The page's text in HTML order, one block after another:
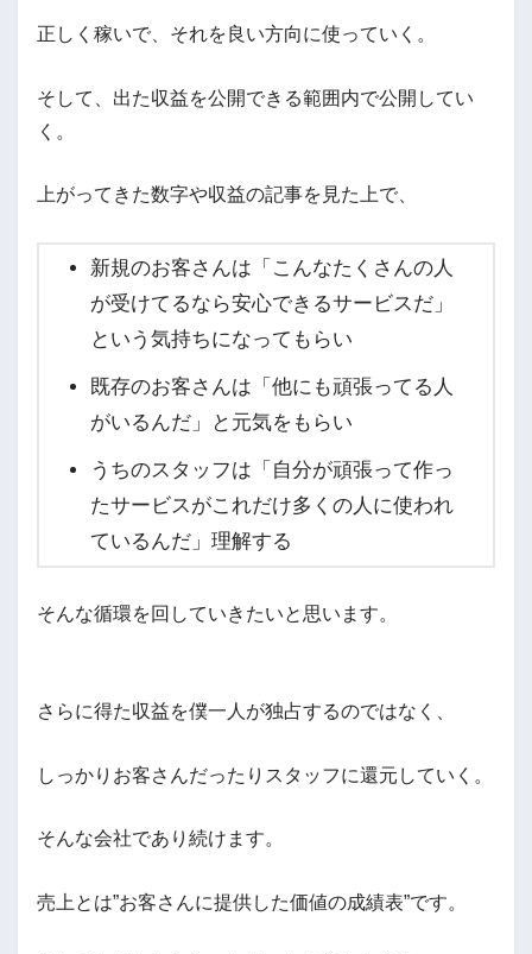
正しく稼いで、それを良い方向に使っていく。
そして、出た収益を公開できる範囲内で公開してい
く。
上がってきた数字や収益の記事を見た上で、
新規のお客さんは「こんなたくさんの人
が受けてるなら安心できるサービスだ」
という気持ちになってもらい
既存のお客さんは「他にも頑張ってる人
がいるんだ」と元気をもらい
うちのスタッフは「自分が頑張って作っ
たサービスがこれだけ多くの人に使われ
ているんだ」理解する
そんな循環を回していきたいと思います。
さらに得た収益を僕一人が独占するのではなく、
しっかりお客さんだったりスタッフに還元していく。
そんな会社であり続けます。
売上とは”お客さんに提供した価値の成績表”です。